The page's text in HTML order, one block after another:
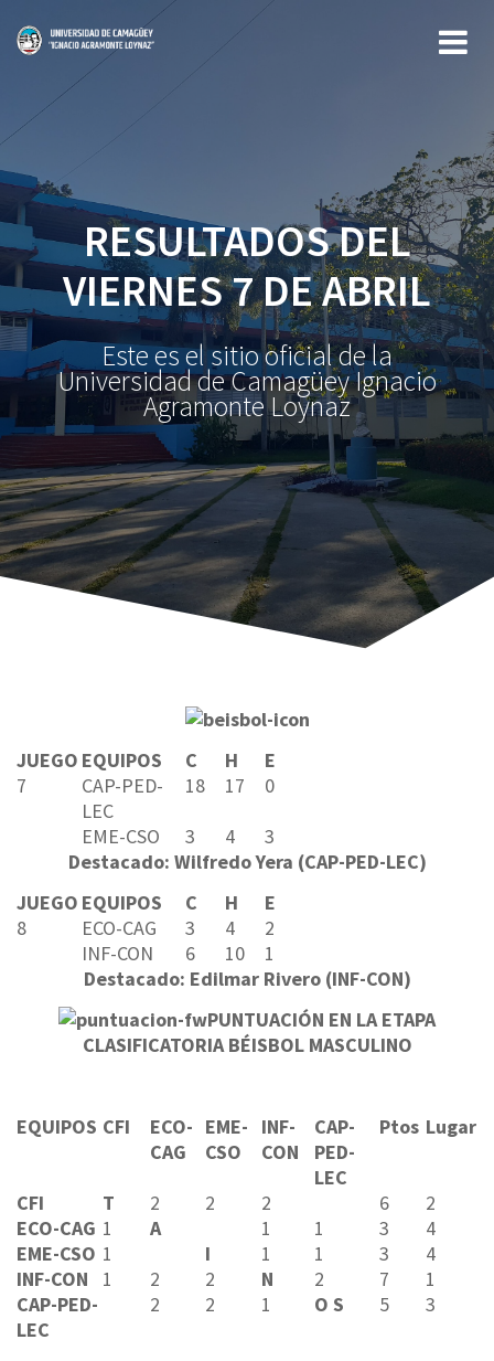
RESULTADOS DEL
VIERNES 7 DE ABRIL
Este es el sitio oficial de la
Universidad de Camagüey Ignacio
Agramonte Loynaz
JUEGO EQUIPOS C H
E
7
CAP-PED-
LEC
18 17
0
EME-CSO
3 4
3
Destacado: Wilfredo Yera (CAP-PED-LEC)
JUEGO EQUIPOS C H
E
8
ECO-CAG 3 4
2
INF-CON
6 10
1
Destacado: Edilmar Rivero (INF-CON)
PUNTUACIÓN EN LA ETAPA
CLASIFICATORIA BÉISBOL MASCULINO
EQUIPOS CFI
ECO-
CAG
EME-
CSO
INF-
CON
CAP-
PED-
LEC
Ptos Lugar
CFI T 2 2 2 6
2
ECO-CAG 1 A 1 1 3
4
EME-CSO 1 I 1 1 3
4
INF-CON
1 2 2 N 2 7
1
CAP-PED-
LEC
2 2 1 O S 5 3